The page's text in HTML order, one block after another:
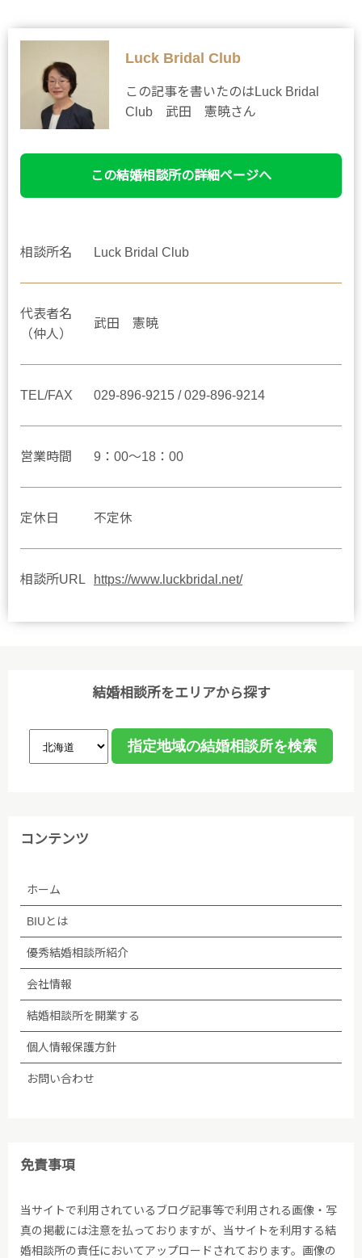
Luck Bridal Club
この記事を書いたのはLuck Bridal
Club 武田 憲暁さん
この結婚相談所の詳細ページへ
相談所名 Luck Bridal Club
代表者名
（仲人）
武田 憲暁
TEL/FAX 029-896-9215 / 029-896-9214
営業時間 9：00～18：00
定休日 不定休
相談所URL https://www.luckbridal.net/
結婚相談所をエリアから探す
コンテンツ
ホーム
BIUとは
優秀結婚相談所紹介
会社情報
結婚相談所を開業する
個人情報保護方針
お問い合わせ
免責事項
当サイトで利用されているブログ記事等で利用される画像・写
真の掲載には注意を払っておりますが、当サイトを利用する結
婚相談所の責任においてアップロードされております。画像の